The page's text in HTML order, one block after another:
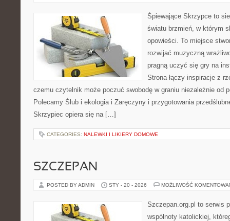
Śpiewające Skrzypce to
światu brzmień, w którym
opowieści. To miejsce
rozwijać muzyczną
pragną uczyć się gry na
Strona łączy inspiracje z
czemu czytelnik może poczuć swobodę w graniu niezależnie od
Polecamy Ślub i ekologia i Zaręczyny i przygotowania
Skrzypiec opiera się na […]
CATEGORIES: NALEWKI I LIKIERY DOMOWE
SZCZEPAN
POSTED BY ADMIN STY - 20 - 2026 MOŻLIWOŚĆ
Szczepan.org.pl to serwis
wspólnoty katolickiej,